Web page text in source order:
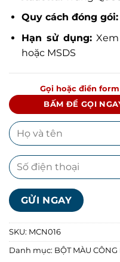
Quy cách đóng gói:
Hạn sử dụng:Xem
hoặc MSDS
Gọi hoặc điền
BẤM ĐỂ GỌI
SKU: MCN016
Danh mục: BỘT MÀU